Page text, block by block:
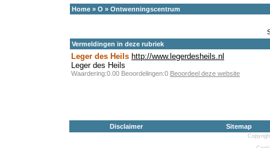
Home » O » Ontwenningscentrum
Vermeldingen in deze rubriek
Leger des Heils http://www.legerdesheils.nl
Leger des Heils
Waardering:0.00 Beoordelingen:0 Beoordeel deze website
Disclaimer Sitemap